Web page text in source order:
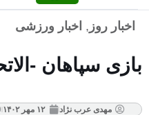
اخبار روز , اخبار ورزشی
بازی سپاهان -
مهدی عرب نژاد ۱۲ مهر ۱۴۰۲